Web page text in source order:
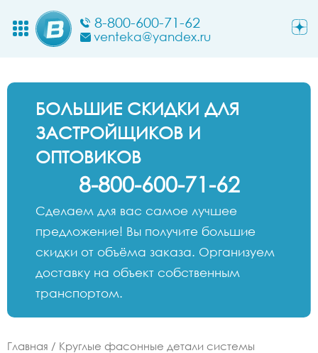
8-800-600-71-62
venteka@yandex.ru
БОЛЬШИЕ СКИДКИ ДЛЯ
ЗАСТРОЙЩИКОВ И
ОПТОВИКОВ
8-800-600-71-62
Сделаем для вас самое лучшее
предложение! Вы получите большие
скидки от объёма заказа. Организуем
доставку на объект собственным
транспортом.
Главная / Круглые фасонные детали системы